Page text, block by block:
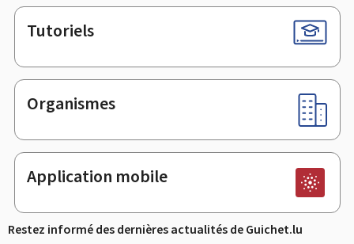
Tutoriels
Organismes
Application mobile
Restez informé des dernières actualités de Guichet.lu